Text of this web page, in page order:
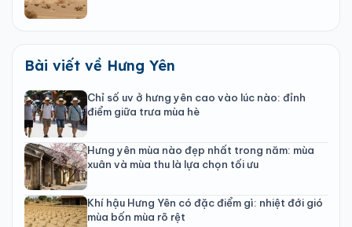
Bài viết về Hưng Yên
Chỉ số uv ở hưng yên cao vào lúc nào: đỉnh
điểm giữa trưa mùa hè
Hưng yên mùa nào đẹp nhất trong năm: mùa
xuân và mùa thu là lựa chọn tối ưu
Khí hậu Hưng Yên có đặc điểm gì: nhiệt đới gió
mùa bốn mùa rõ rệt